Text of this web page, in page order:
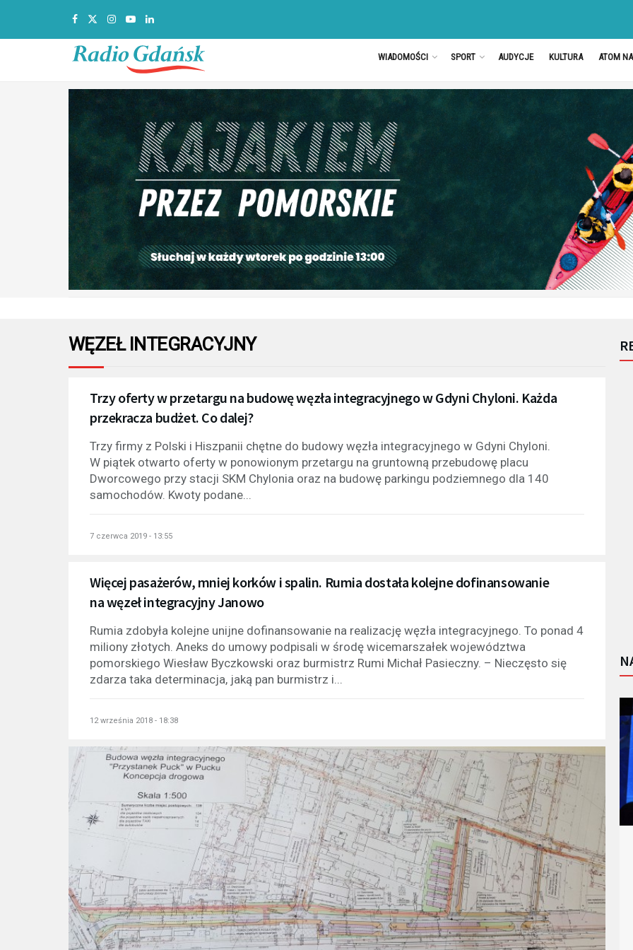
WIADOMOŚCI SPORT AUDYCJE KULTURA ATOM
WĘZEŁ INTEGRACYJNY
Trzy oferty w przetargu na budowę węzła integracyjnego w Gdyni Chyloni. Każda
przekracza budżet. Co dalej?
Trzy firmy z Polski i Hiszpanii chętne do budowy węzła integracyjnego w Gdyni Chyloni.
W piątek otwarto oferty w ponowionym przetargu na gruntowną przebudowę placu
Dworcowego przy stacji SKM Chylonia oraz na budowę parkingu podziemnego dla 140
samochodów. Kwoty podane...
7 czerwca 2019 - 13:55
Więcej pasażerów, mniej korków i spalin. Rumia dostała kolejne dofinansowanie
na węzeł integracyjny Janowo
Rumia zdobyła kolejne unijne dofinansowanie na realizację węzła integracyjnego. To ponad 4
miliony złotych. Aneks do umowy podpisali w środę wicemarszałek województwa
pomorskiego Wiesław Byczkowski oraz burmistrz Rumi Michał Pasieczny. – Nieczęsto się
zdarza taka determinacja, jaką pan burmistrz i...
12 września 2018 - 18:38